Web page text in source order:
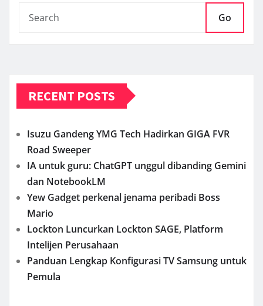
Go
RECENT POSTS
Isuzu Gandeng YMG Tech Hadirkan GIGA FVR
Road Sweeper
IA untuk guru: ChatGPT unggul dibanding Gemini
dan NotebookLM
Yew Gadget perkenal jenama peribadi Boss
Mario
Lockton Luncurkan Lockton SAGE, Platform
Intelijen Perusahaan
Panduan Lengkap Konfigurasi TV Samsung untuk
Pemula